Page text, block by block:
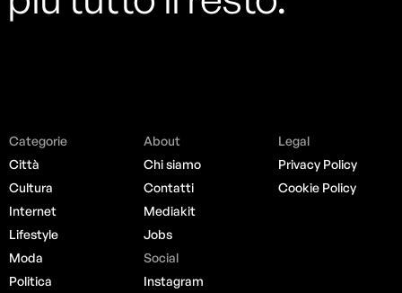
Categorie
Città
Cultura
Internet
Lifestyle
Moda
Politica
About
Chi siamo
Contatti
Mediakit
Jobs
Social
Instagram
Legal
Privacy Policy
Cookie Policy